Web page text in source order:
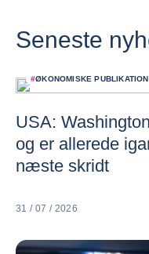
Seneste
#ØKONOMISKE
USA:
og er allerede
næste skridt
31 / 07 / 2026